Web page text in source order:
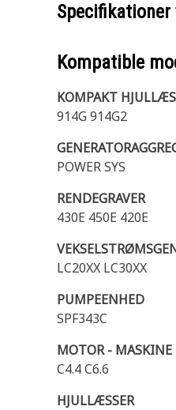
Kompatible
KOMPAKT
914G 914G2
POWER SYS
RENDEGRAVER
430E 450E 420E
LC20XX LC30XX
PUMPEENHED
SPF343C
MOTOR - MASKINE
C4.4 C6.6
HJULLÆSSER